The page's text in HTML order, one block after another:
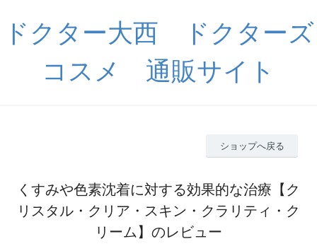
ドクター大西 ドクターズ
コスメ 通販サイト
ショップへ戻る
くすみや色素沈着に対する効果的な治療【ク
リスタル・クリア・スキン・クラリティ・ク
リーム】のレビュー